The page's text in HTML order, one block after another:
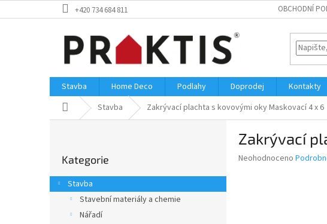
na
+420 734 684 811 OBCHODNÍ
Stavba Home Deco Podlahy Doprodej
Kontakty
Domů Stavba Zakrývací plachta s kovovými oky Maskovací 4 x 6
r
a
kategorie
Kategorie
Stavba
Stavební materiály a chemie
Nářadí
Zakrývací
Průměrné
Neohodnoceno